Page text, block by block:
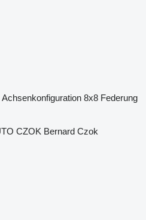
Achsenkonfiguration 8x8 Federung
CZOK Bernard Czok